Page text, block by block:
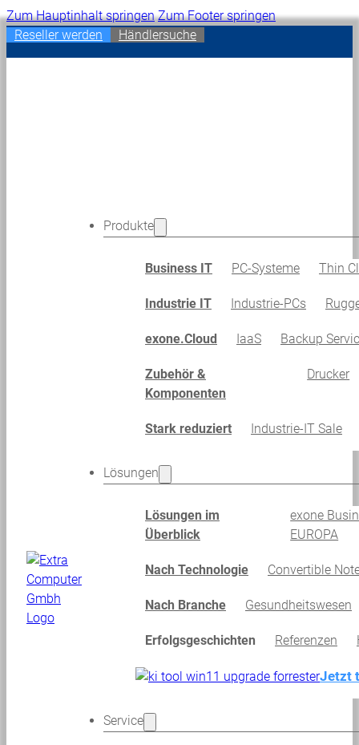
Zum Hauptinhalt springen Zum Footer springen
Reseller werden
Händlersuche
Produkte
Business IT PC-Systeme Thin
Industrie IT Industrie-PCs
exone.Cloud IaaS Backup
Zubehör &
Komponenten
Drucker
Stark reduziert Industrie-IT Sale
Lösungen
Lösungen im
Überblick
exone
EUROPA
Nach Technologie Convertible
Nach Branche Gesundheitswesen
Erfolgsgeschichten Referenzen
Jetzt
Service